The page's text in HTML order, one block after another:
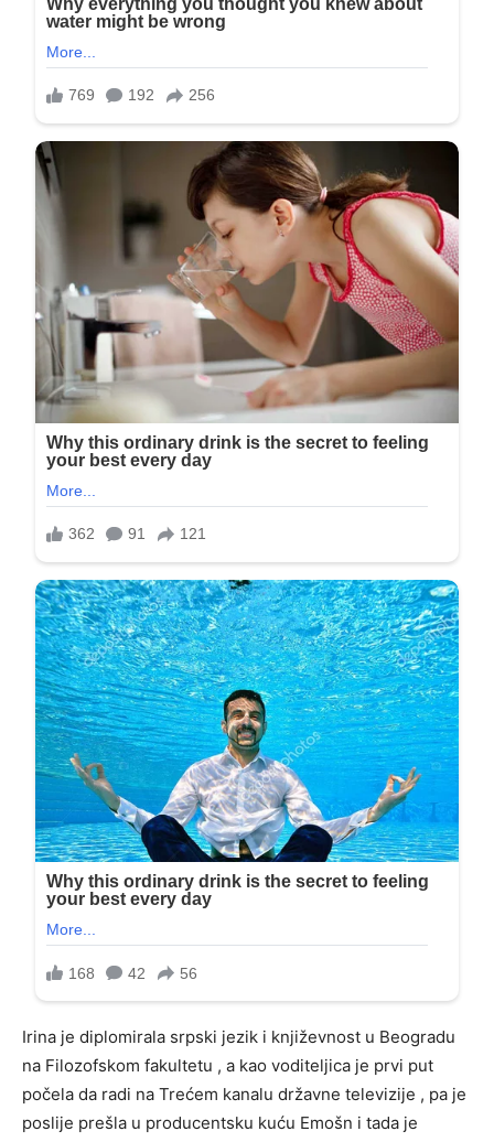
Irina je diplomirala srpski jezik i književnost u Beogradu
na Filozofskom fakultetu , a kao voditeljica je prvi put
počela da radi na Trećem kanalu državne televizije , pa je
poslije prešla u producentsku kuću Emošn i tada je